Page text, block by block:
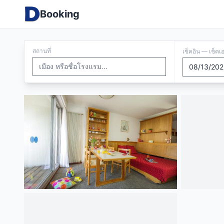
Booking
สถานที่ เช็คอิน — เช็คเ